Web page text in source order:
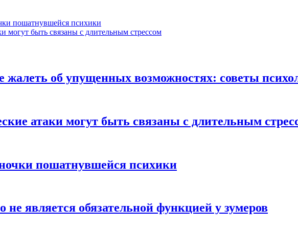
пошатнувшейся психики
могут быть связаны с длительным стрессом
жалеть об упущенных возможностях: советы
атаки могут быть связаны с длительным
пошатнувшейся психики
не является обязательной функцией у зумеров